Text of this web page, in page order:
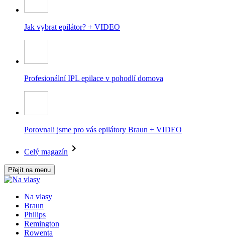
Jak vybrat epilátor? + VIDEO
Profesionální IPL epilace v pohodlí domova
Porovnali jsme pro vás epilátory Braun + VIDEO
Celý magazín
Přejít na menu
Na vlasy
Braun
Philips
Remington
Rowenta